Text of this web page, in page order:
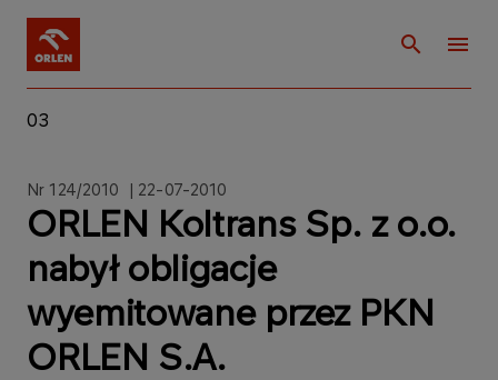
03
Nr 124/2010 | 22-07-2010
ORLEN Koltrans Sp. z o.o.
nabył obligacje
wyemitowane przez PKN
ORLEN S.A.